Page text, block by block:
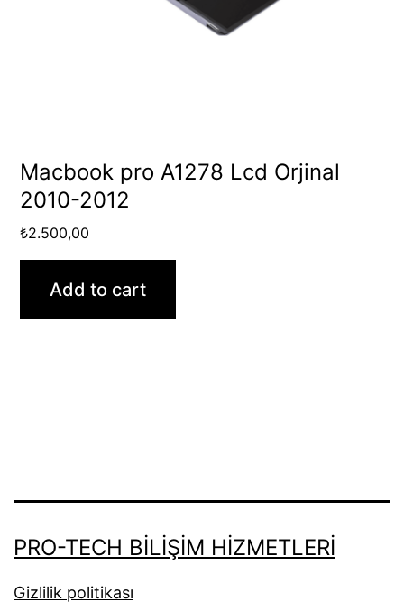
Macbook pro A1278 Lcd Orjinal
2010-2012
₺2.500,00
Add to cart
PRO-TECH BILIŞIM HIZMETLERI
Gizlilik politikası